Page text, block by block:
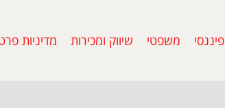
פיננסי משפטי שיווק ומכירות מדיניות